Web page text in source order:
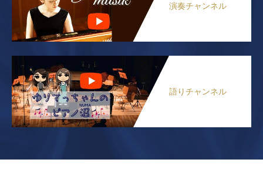
演奏チャンネル
語りチャンネル